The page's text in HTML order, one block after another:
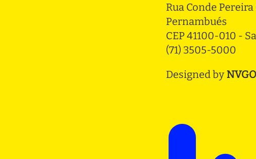
Rua Conde
Pernambués
CEP 41100-010 -
(71) 3505-5000
Designed by NVGO